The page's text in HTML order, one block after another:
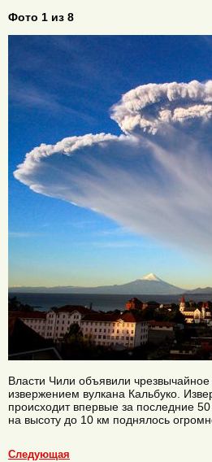
Фото 1 из 8
Власти Чили объявили
извержением вулкана Кальбуко.
происходит впервые за последние
на высоту до 10 км поднялось
Следующая